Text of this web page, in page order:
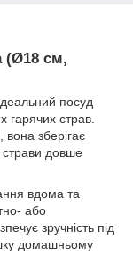
(Ø18 см,
посуд
гарячих страв.
вона зберігає
страви довше
вдома та
або
зручність під
домашньому